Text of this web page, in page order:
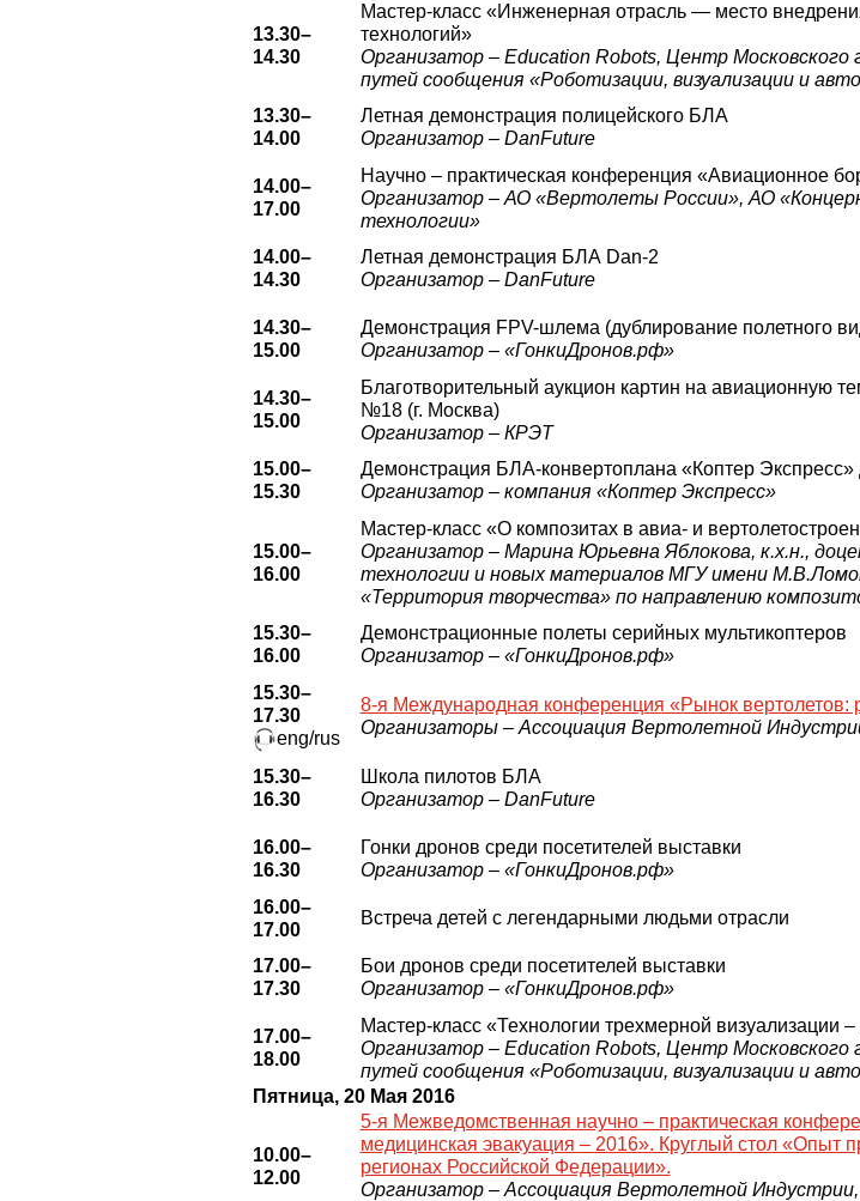
13.30–
14.30
Мастер-класс «Инженерная отрасль — место
технологий»
Организатор – Education Robots, Центр Московского
путей сообщения «Роботизации, визуализации и
13.30–
14.00
Летная демонстрация полицейского БЛА
Организатор – DanFuture
14.00–
17.00
Научно – практическая конференция «Авиационное
Организатор – АО «Вертолеты России», АО
технологии»
14.00–
14.30
Летная демонстрация БЛА Dan-2
Организатор – DanFuture
14.30–
15.00
Демонстрация FPV-шлема (дублирование полетного
Организатор – «ГонкиДронов.рф»
14.30–
15.00
Благотворительный аукцион картин на авиационную
№18 (г. Москва)
Организатор – КРЭТ
15.00–
15.30
Демонстрация БЛА-конвертоплана «Коптер Экспресс»
Организатор – компания «Коптер Экспресс»
15.00–
16.00
Мастер-класс «О композитах в авиа- и
Организатор – Марина Юрьевна Яблокова, к.х.н.,
технологии и новых материалов МГУ имени
«Территория творчества» по направлению
15.30–
16.00
Демонстрационные полеты серийных мультикоптеров
Организатор – «ГонкиДронов.рф»
15.30–
17.30
eng/rus
8-я Международная конференция «Рынок вертолетов:
Организаторы – Ассоциация Вертолетной
15.30–
16.30
Школа пилотов БЛА
Организатор – DanFuture
16.00–
16.30
Гонки дронов среди посетителей выставки
Организатор – «ГонкиДронов.рф»
16.00–
17.00
Встреча детей с легендарными людьми отрасли
17.00–
17.30
Бои дронов среди посетителей выставки
Организатор – «ГонкиДронов.рф»
17.00–
18.00
Мастер-класс «Технологии трехмерной визуализации
Организатор – Education Robots, Центр Московского
путей сообщения «Роботизации, визуализации и
Пятница, 20 Мая 2016
10.00–
12.00
5-я Межведомственная научно – практическая
медицинская эвакуация – 2016». Круглый стол «Опыт
регионах Российской Федерации».
Организатор – Ассоциация Вертолетной